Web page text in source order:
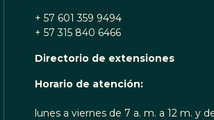
+ 57 601 359 9494
+ 57 315 840 6466
Directorio de extensiones
Horario de atención:
lunes a viernes de 7 a. m. a 12 m. y